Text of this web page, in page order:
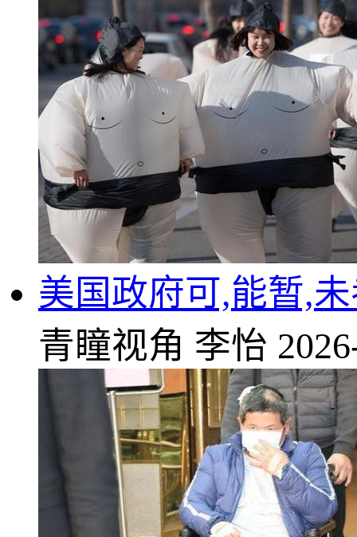
美国政府可,能暂,
青瞳视角 李怡